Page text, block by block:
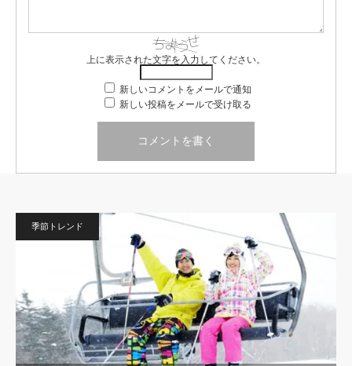
上に表示された文字を入力してください。
新しいコメントをメールで通知
新しい投稿をメールで受け取る
季節トレンド